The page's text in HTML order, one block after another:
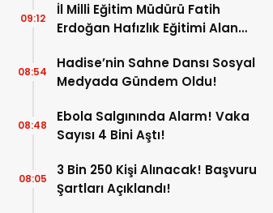
İl Milli Eğitim Müdürü Fatih
Erdoğan Hafızlık Eğitimi Alan
09:12
Hadise’nin Sahne Dansı Sosyal
Medyada Gündem Oldu!
08:54
Ebola Salgınında Alarm! Vaka
Sayısı 4 Bini Aştı!
08:48
3 Bin 250 Kişi Alınacak! Başvuru
Şartları Açıklandı!
08:05